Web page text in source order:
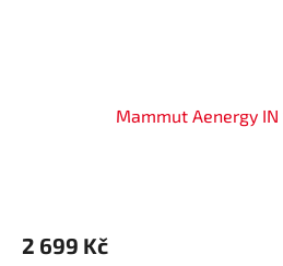
Mammut Aenergy
2 699 Kč